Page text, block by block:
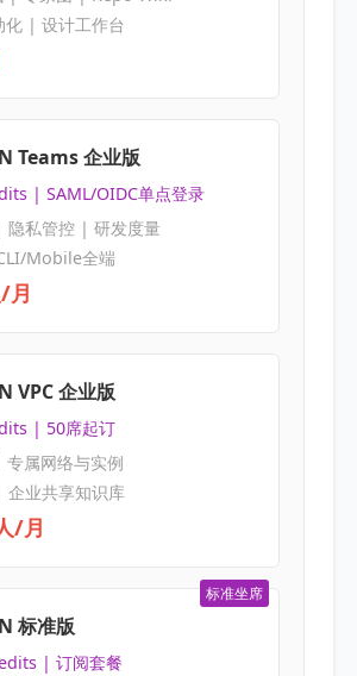
化 | 设计工作台
Teams 企业版
| SAML/OIDC单点登录
隐私管控 | 研发度量
Mobile全端
月
VPC 企业版
| 50席起订
属网络与实例
业共享知识库
/月
标准坐席
标准版
| 订阅套餐